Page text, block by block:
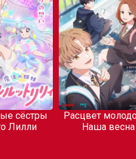
сёстры
Лилли
Расцвет
Наша весна